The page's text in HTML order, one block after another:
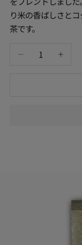
り米の香ばしさと
茶です。
数量を減らす 数量を